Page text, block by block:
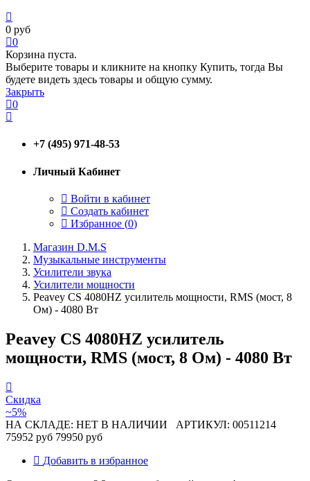
0 руб
0
Корзина пуста.
Выберите товары и кликните на кнопку Купить, тогда Вы
будете видеть здесь товары и общую сумму.
Закрыть
0
+7 (495) 971-48-53
Личный Кабинет
Войти в кабинет
Создать кабинет
Избранное (0)
Магазин D.M.S
Музыкальные инструменты
Усилители звука
Усилители мощности
Peavey CS 4080HZ усилитель мощности, RMS (мост, 8
Ом) - 4080 Вт
Peavey CS 4080HZ усилитель
мощности, RMS (мост, 8 Ом) - 4080 Вт
Скидка
~5%
НА СКЛАДЕ: НЕТ В НАЛИЧИИ АРТИКУЛ: 00511214
75952 руб 79950 руб
Добавить в избранное